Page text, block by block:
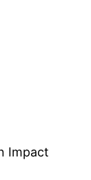
Impact